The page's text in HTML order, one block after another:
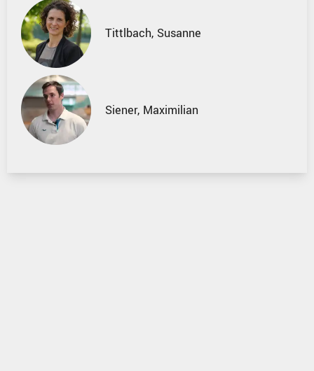
Tittlbach, Susanne
Siener, Maximilian